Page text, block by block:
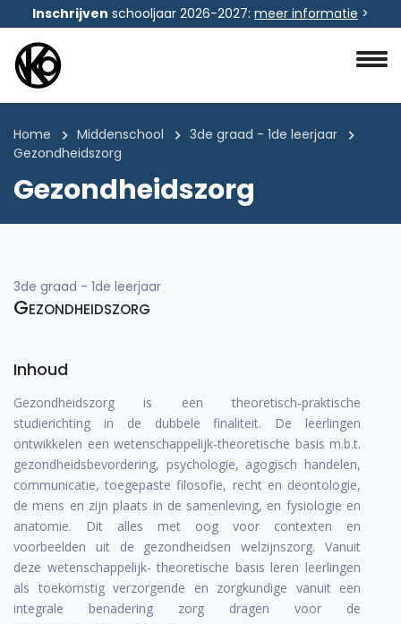
Inschrijven schooljaar 2026-2027: meer informatie >
Home Middenschool
3de graad - 1de leerjaar
Gezondheidszorg
Gezondheidszorg
3de graad - 1de leerjaar
Gezondheidszorg
Inhoud
Gezondheidszorg is een theoretisch-praktische
studierichting in de dubbele finaliteit. De leerlingen
ontwikkelen een wetenschappelijk-theoretische basis m.b.t.
gezondheidsbevordering, psychologie, agogisch handelen,
communicatie, toegepaste filosofie, recht en deontologie,
de mens en zijn plaats in de samenleving, en fysiologie en
anatomie. Dit alles met oog voor contexten en
voorbeelden uit de gezondheidsen welzijnszorg. Vanuit
deze wetenschappelijk- theoretische basis leren leerlingen
als toekomstig verzorgende en zorgkundige vanuit een
integrale benadering zorg dragen voor de